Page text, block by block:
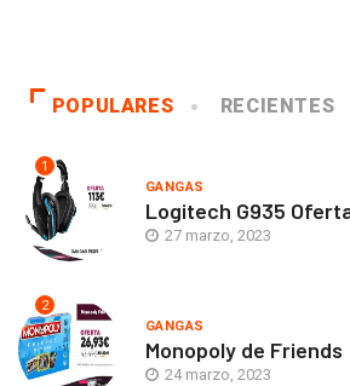
POPULARES RECIENTES
1
GANGAS
Logitech G935
27 marzo, 2023
2
GANGAS
Monopoly de Friends
24 marzo, 2023